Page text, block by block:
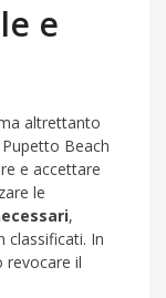
e
altrettanto
Beach
e accettare
le
,
classificati. In
revocare il